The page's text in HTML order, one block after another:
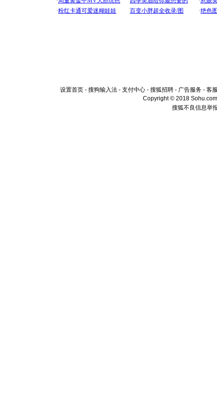
设置首页 - 搜狗输入法 - 支付中心 - 搜狐招聘 - 广告服务 - 客
Copyright © 2018
搜狐不良信息举